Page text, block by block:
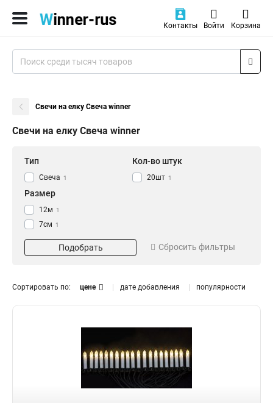
Контакты Войти Корзина
Свечи на елку Свеча winner
Свечи на елку Свеча winner
Тип
Свеча 1
Кол-во штук
20шт 1
Размер
12м 1
7см 1
Подобрать Сбросить фильтры
Сортировать по: цене дате добавления популярности